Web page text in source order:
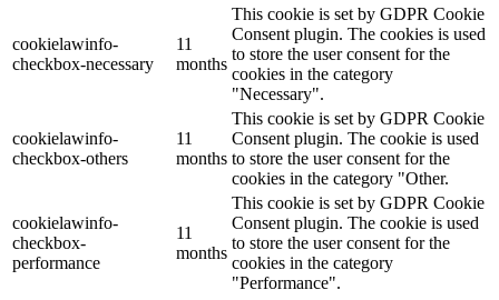
cookielawinfo-
checkbox-necessary
11
months
This cookie is set by GDPR Cookie
Consent plugin. The cookies is used
to store the user consent for the
cookies in the category
"Necessary".
cookielawinfo-
checkbox-others
11
months
This cookie is set by GDPR Cookie
Consent plugin. The cookie is used
to store the user consent for the
cookies in the category "Other.
cookielawinfo-
checkbox-
performance
11
months
This cookie is set by GDPR Cookie
Consent plugin. The cookie is used
to store the user consent for the
cookies in the category
"Performance".